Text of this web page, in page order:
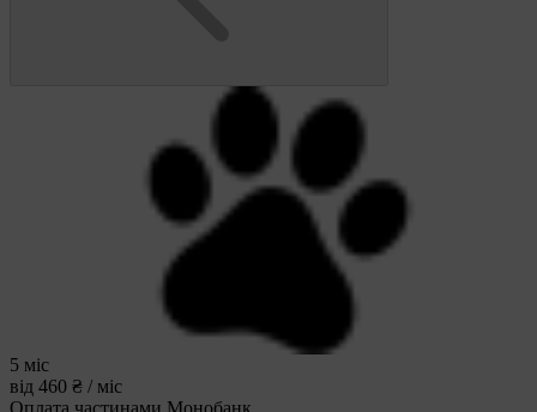
5 міс
від 460 ₴ / міс
Оплата частинами Монобанк